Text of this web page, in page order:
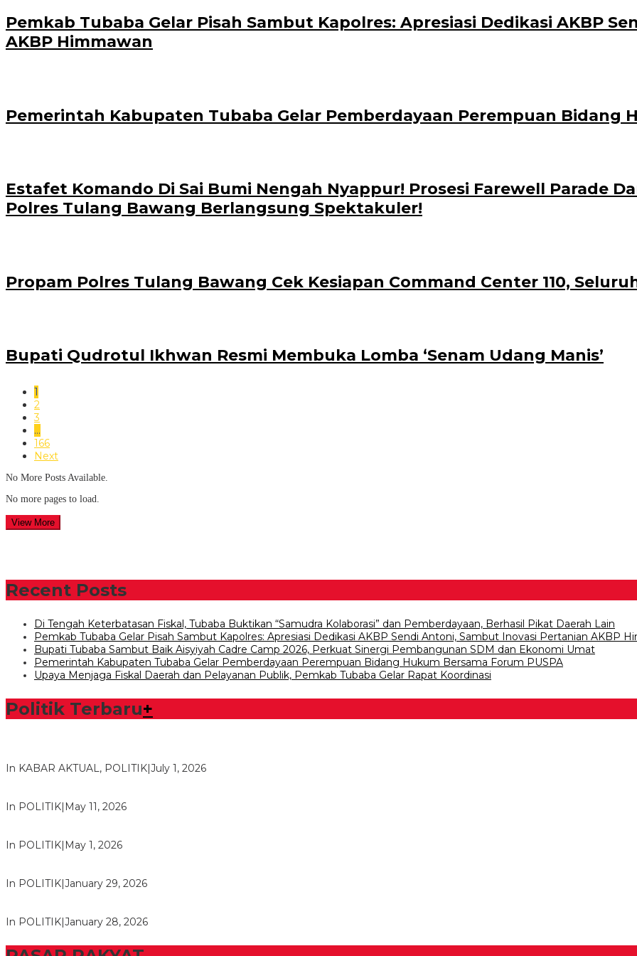
Pemkab Tubaba Gelar Pisah Sambut Kapolres: Apresiasi Dedikasi AKBP
AKBP Himmawan
Pemerintah Kabupaten Tubaba Gelar Pemberdayaan Perempuan Bidang
Estafet Komando Di Sai Bumi Nengah Nyappur! Prosesi Farewell Parade
Polres Tulang Bawang Berlangsung Spektakuler!
Propam Polres Tulang Bawang Cek Kesiapan Command Center 110,
Bupati Qudrotul Ikhwan Resmi Membuka Lomba ‘Senam Udang Manis’
1
2
3
…
166
Next
No More Posts Available.
No more pages to load.
View More
Recent Posts
Di Tengah Keterbatasan Fiskal, Tubaba Buktikan “Samudra Kolaborasi” dan Pemberdayaan, Berhasil Pikat Daerah Lain
Pemkab Tubaba Gelar Pisah Sambut Kapolres: Apresiasi Dedikasi AKBP Sendi Antoni, Sambut Inovasi Pertanian AKBP
Bupati Tubaba Sambut Baik Aisyiyah Cadre Camp 2026, Perkuat Sinergi Pembangunan SDM dan Ekonomi Umat
Pemerintah Kabupaten Tubaba Gelar Pemberdayaan Perempuan Bidang Hukum Bersama Forum PUSPA
Upaya Menjaga Fiskal Daerah dan Pelayanan Publik, Pemkab Tubaba Gelar Rapat Koordinasi
Politik Terbaru+
In KABAR AKTUAL, POLITIK July 1, 2026
In POLITIK May 11, 2026
In POLITIK May 1, 2026
In POLITIK January 29, 2026
In POLITIK January 28, 2026